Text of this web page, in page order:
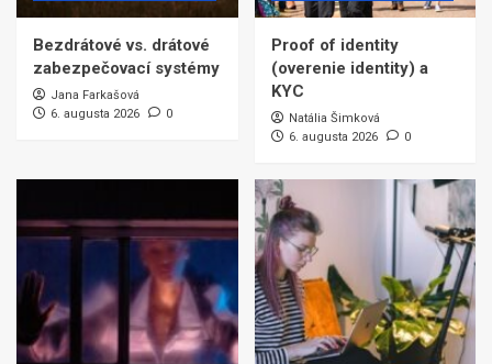
Bezdrátové vs. drátové
zabezpečovací systémy
Jana Farkašová
6. augusta 2026
0
Proof of identity
(overenie identity) a
KYC
Natália Šimková
6. augusta 2026
0